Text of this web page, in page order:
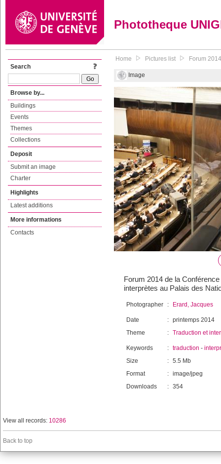
Phototheque
Search
Browse by...
Buildings
Events
Themes
Collections
Deposit
Submit an image
Charter
Highlights
Latest additions
More informations
Contacts
Home Pictures list Forum
Image
Forum 2014 de la
interprètes au Palais des
Photographer : Erard, Jacques
Date : printemps 2014
Theme
: Traduction et
Keywords : traduction -
Size
: 5.5 Mb
Format
: image/jpeg
Downloads
: 354
View all records: 10286
Back to top